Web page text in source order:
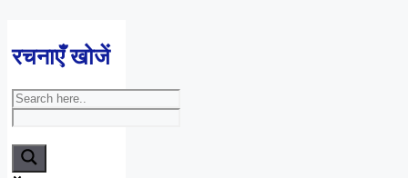
रचनाएँ खोजें